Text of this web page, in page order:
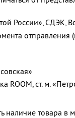
России», СДЭК,
отправления
ROOM, ст. м.
товара в